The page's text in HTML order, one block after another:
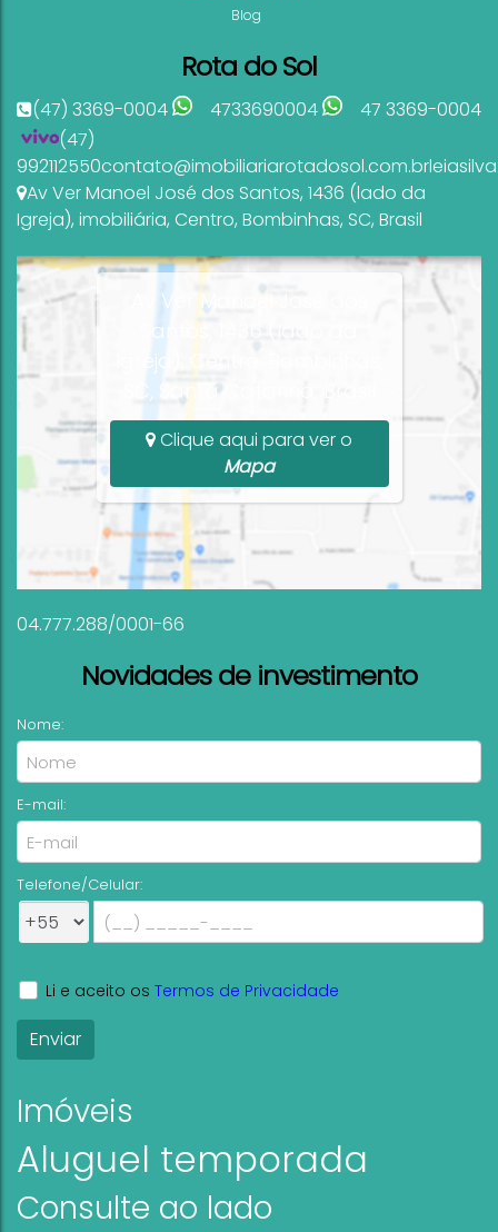
Blog
Rota do Sol
(47) 3369-0004 4733690004
47 3369-0004
(47)
992112550contato@imobiliariarotadosol.com.br
Av Ver Manoel José dos Santos, 1436 (lado da
Igreja), imobiliária, Centro, Bombinhas, SC, Brasil
Av Ver Manoel José dos
Santos, 1436 (lado da
Igreja), Centro, Bombinhas,
SC, Santa Catarina, Brasil
Clique aqui para ver o
Mapa
04.777.288/0001-66
Novidades de investimento
Nome:
E-mail:
Telefone/Celular:
Li e aceito os Termos de Privacidade
Imóveis
Aluguel temporada
Consulte ao lado